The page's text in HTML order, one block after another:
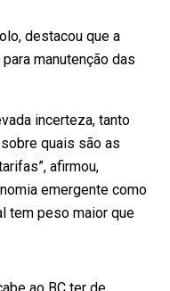
destacou que a
manutenção das
incerteza, tanto
quais são as
afirmou,
emergente como
tem peso maior que